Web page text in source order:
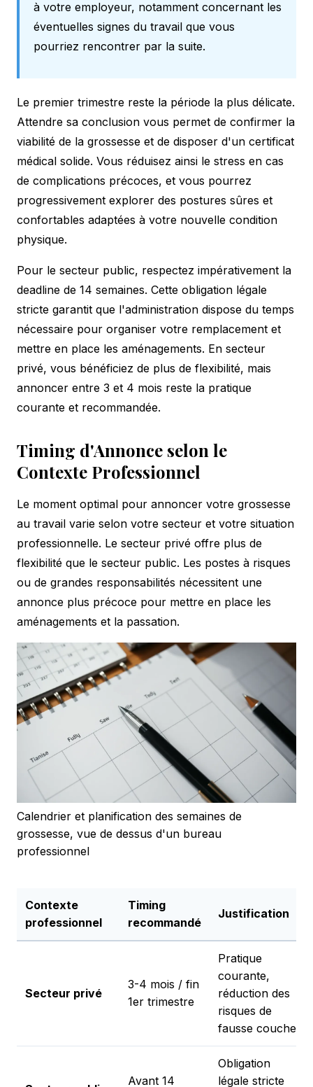
à votre employeur, notamment concernant les
éventuelles signes du travail que vous
pourriez rencontrer par la suite.
Le premier trimestre reste la période la plus délicate.
Attendre sa conclusion vous permet de confirmer la
viabilité de la grossesse et de disposer d'un certificat
médical solide. Vous réduisez ainsi le stress en cas
de complications précoces, et vous pourrez
progressivement explorer des postures sûres et
confortables adaptées à votre nouvelle condition
physique.
Pour le secteur public, respectez impérativement la
deadline de 14 semaines. Cette obligation légale
stricte garantit que l'administration dispose du temps
nécessaire pour organiser votre remplacement et
mettre en place les aménagements. En secteur
privé, vous bénéficiez de plus de flexibilité, mais
annoncer entre 3 et 4 mois reste la pratique
courante et recommandée.
Timing d'Annonce selon le
Contexte Professionnel
Le moment optimal pour annoncer votre grossesse
au travail varie selon votre secteur et votre situation
professionnelle. Le secteur privé offre plus de
flexibilité que le secteur public. Les postes à risques
ou de grandes responsabilités nécessitent une
annonce plus précoce pour mettre en place les
aménagements et la passation.
Calendrier et planification des semaines de
grossesse, vue de dessus d'un bureau
professionnel
Contexte
professionnel
Timing
recommandé
Justification
Secteur privé
3-4 mois / fin
1er trimestre
Pratique
courante,
réduction des
risques de
fausse couche
Avant 14
Obligation
légale stricte